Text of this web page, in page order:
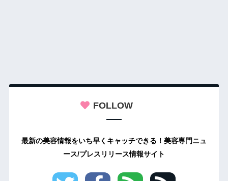
FOLLOW
最新の美容情報をいち早くキャッチできる！美容専門ニュ
ース/プレスリリース情報サイト